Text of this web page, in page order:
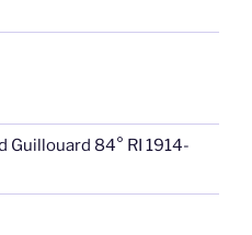
Guillouard 84° RI 1914-